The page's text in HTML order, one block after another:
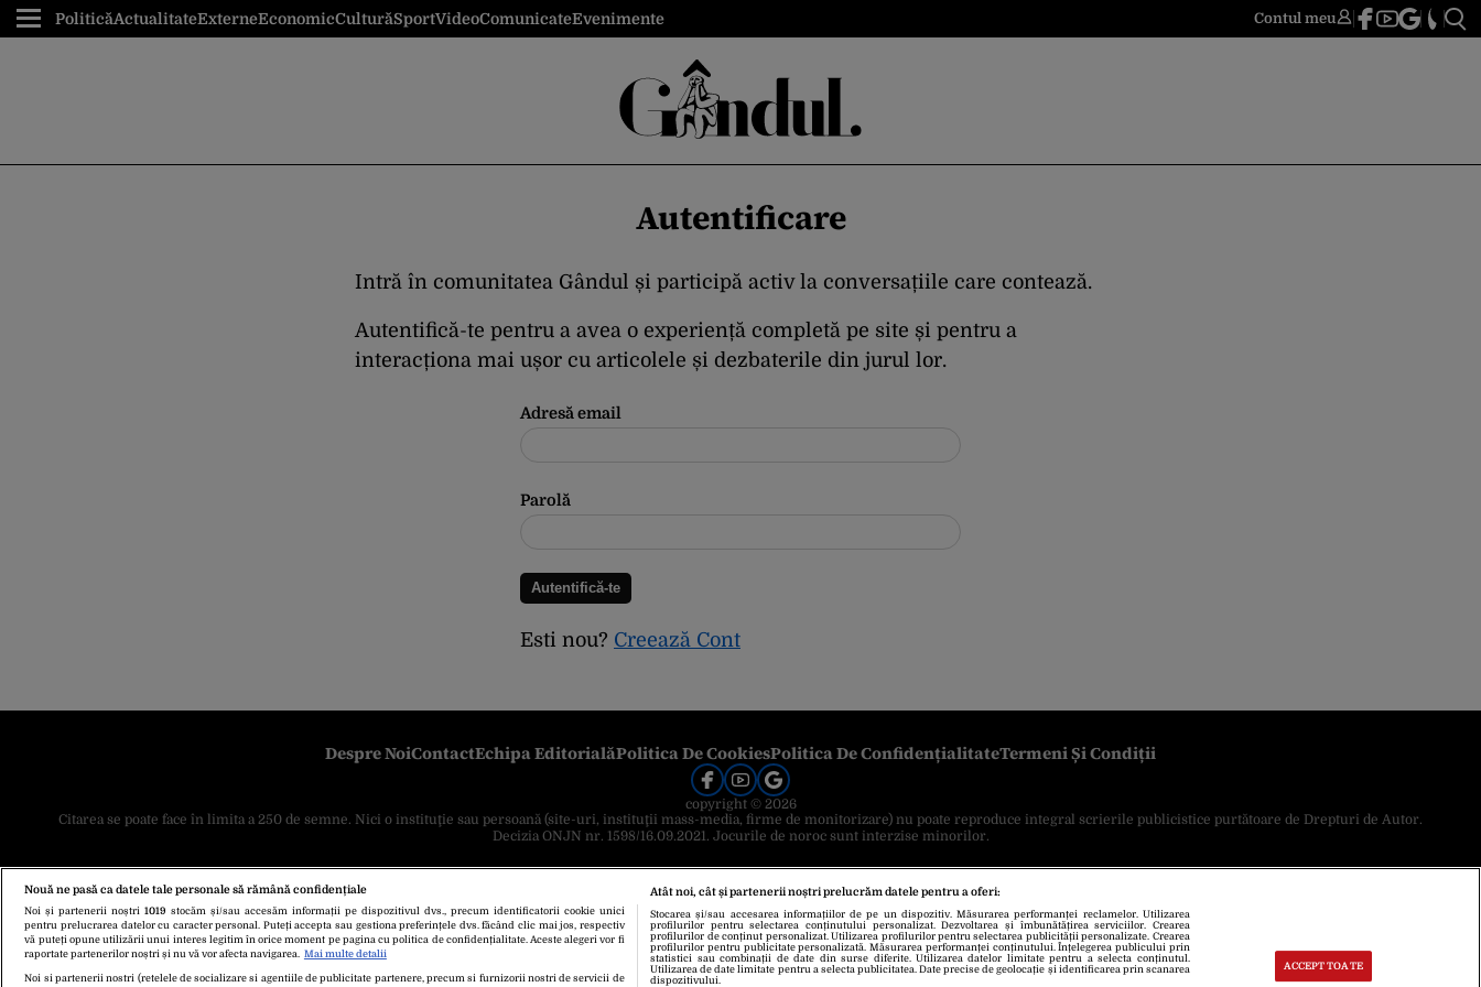
PoliticăActualitateExterneEconomicCulturăSportVideoComunicateEvenimente Contul meu
Autentificare
Intră în comunitatea Gândul și participă activ la conversațiile care contează.
Autentifică-te pentru a avea o experiență completă pe site și pentru a
interacționa mai ușor cu articolele și dezbaterile din jurul lor.
Adresă email
Parolă
Esti nou? Creează Cont
Despre NoiContactEchipa EditorialăPolitica De CookiesPolitica De ConfidențialitateTermeni Și Condiții
copyright © 2026
Citarea se poate face în limita a 250 de semne. Nici o instituţie sau persoană (site-uri, instituţii mass-media, firme de monitorizare) nu poate reproduce integral scrierile publicistice purtătoare de Drepturi de Autor.
Decizia ONJN nr. 1598/16.09.2021. Jocurile de noroc sunt interzise minorilor.